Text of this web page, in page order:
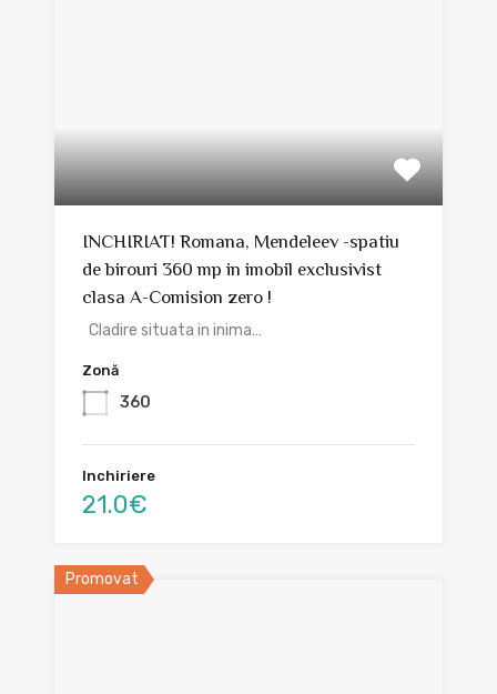
INCHIRIAT! Romana, Mendeleev -spatiu
de birouri 360 mp in imobil exclusivist
clasa A-Comision zero !
Cladire situata in inima…
Zonă
360
Inchiriere
21.0€
Promovat